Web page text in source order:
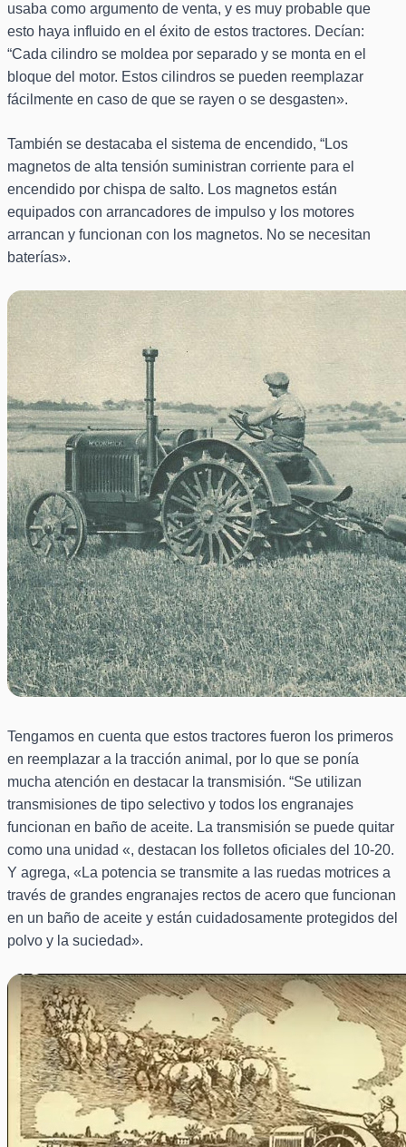
usaba como argumento de venta, y es muy probable que
esto haya influido en el éxito de estos tractores. Decían:
“Cada cilindro se moldea por separado y se monta en el
bloque del motor. Estos cilindros se pueden reemplazar
fácilmente en caso de que se rayen o se desgasten».
También se destacaba el sistema de encendido, “Los
magnetos de alta tensión suministran corriente para el
encendido por chispa de salto. Los magnetos están
equipados con arrancadores de impulso y los motores
arrancan y funcionan con los magnetos. No se necesitan
baterías».
Tengamos en cuenta que estos tractores fueron los primeros
en reemplazar a la tracción animal, por lo que se ponía
mucha atención en destacar la transmisión. “Se utilizan
transmisiones de tipo selectivo y todos los engranajes
funcionan en baño de aceite. La transmisión se puede quitar
como una unidad «, destacan los folletos oficiales del 10-20.
Y agrega, «La potencia se transmite a las ruedas motrices a
través de grandes engranajes rectos de acero que funcionan
en un baño de aceite y están cuidadosamente protegidos del
polvo y la suciedad».